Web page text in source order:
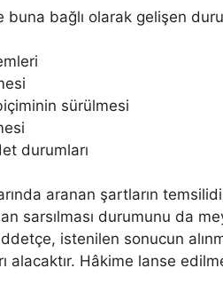
bağlı olarak gelişen
sürülmesi
durumları
aranan şartların
sarsılması durumunu da
istenilen sonucun
Hâkime lanse